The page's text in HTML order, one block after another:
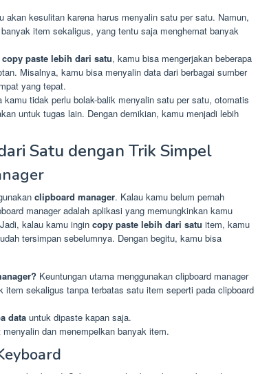
akan kesulitan karena harus menyalin satu per satu. Namun,
item sekaligus, yang tentu saja menghemat banyak
copy paste lebih dari satu, kamu bisa mengerjakan beberapa
Misalnya, kamu bisa menyalin data dari berbagai sumber
yang tepat.
kamu tidak perlu bolak-balik menyalin satu per satu, otomatis
untuk tugas lain. Dengan demikian, kamu menjadi lebih
Satu dengan Trik Simpel
clipboard manager. Kalau kamu belum pernah
manager adalah aplikasi yang memungkinkan kamu
kalau kamu ingin copy paste lebih dari satu item, kamu
tersimpan sebelumnya. Dengan begitu, kamu bisa
Keuntungan utama menggunakan clipboard manager
item sekaligus tanpa terbatas satu item seperti pada clipboard
data untuk dipaste kapan saja.
menyalin dan menempelkan banyak item.